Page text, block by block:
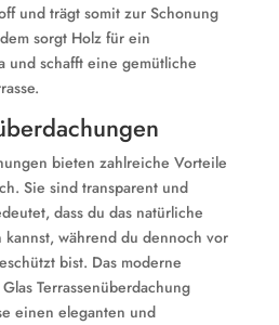
und trägt somit zur Schonung
sorgt Holz für ein
und schafft eine gemütliche
bieten zahlreiche Vorteile
Sie sind transparent und
dass du das natürliche
während du dennoch vor
bist. Das moderne
Terrassenüberdachung
einen eleganten und